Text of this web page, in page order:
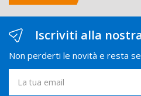
Iscriviti alla
Non perderti le novità e resta